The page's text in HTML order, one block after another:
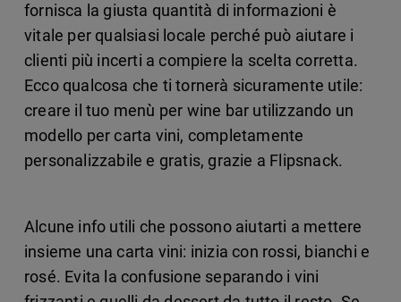
fornisca la giusta quantità di informazioni è
vitale per qualsiasi locale perché può aiutare i
clienti più incerti a compiere la scelta corretta.
Ecco qualcosa che ti tornerà sicuramente utile:
creare il tuo menù per wine bar utilizzando un
modello per carta vini, completamente
personalizzabile e gratis, grazie a Flipsnack.
Alcune info utili che possono aiutarti a mettere
insieme una carta vini: inizia con rossi, bianchi e
rosé. Evita la confusione separando i vini